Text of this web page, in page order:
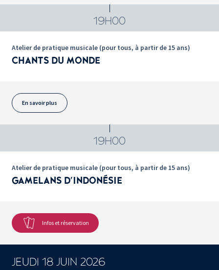
19H00
Atelier de pratique musicale (pour tous, à partir de 15 ans)
CHANTS DU MONDE
En savoir plus
19H00
Atelier de pratique musicale (pour tous, à partir de 15 ans)
GAMELANS D'INDONÉSIE
Infos et réservation
JEUDI 18 JUIN 2026